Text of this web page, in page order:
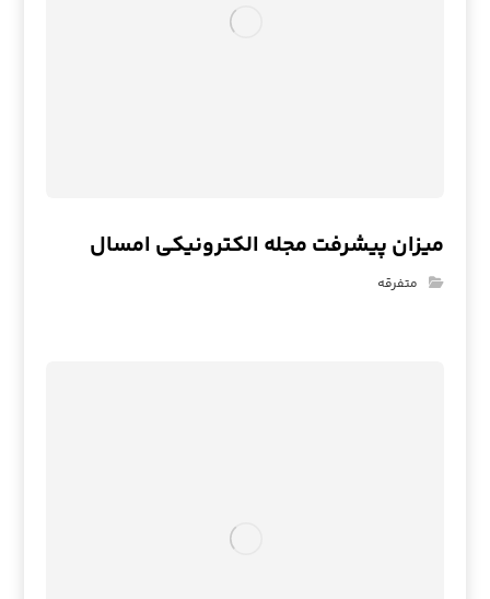
میزان پیشرفت مجله الکترونیکی امسال
متفرقه